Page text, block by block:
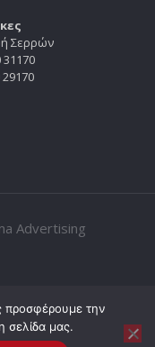
Σερρών
31170
29170
Advertising
προσφέρουμε την
σελίδα μας.